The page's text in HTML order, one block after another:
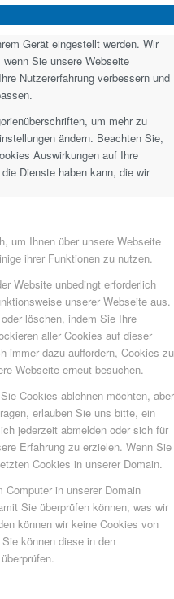
Gerät eingestellt werden. Wir
Sie unsere Webseite
Nutzererfahrung verbessern und
um mehr zu
ändern. Beachten Sie,
Auswirkungen auf Ihre
Dienste haben kann, die wir
um Ihnen über unsere Webseite
ihrer Funktionen zu nutzen.
Website unbedingt erforderlich
unserer Webseite aus.
löschen, indem Sie Ihre
aller Cookies auf dieser
immer dazu auffordern, Cookies zu
Webseite erneut besuchen.
Cookies ablehnen möchten, aber
erlauben Sie uns bitte, ein
jederzeit abmelden oder sich für
Erfahrung zu erzielen. Wenn Sie
Cookies in unserer Domain.
in unserer Domain
Sie überprüfen können, was wir
können wir keine Cookies von
können diese in den